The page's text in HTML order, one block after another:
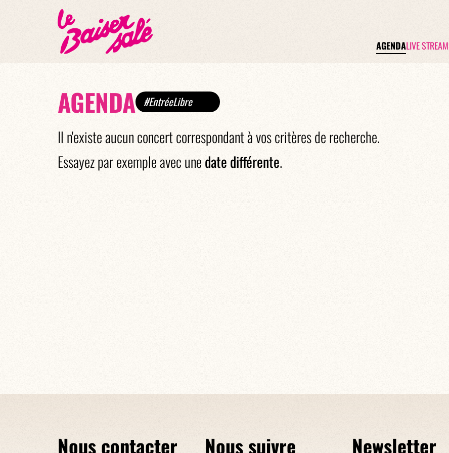
AGENDALIVE
AGENDA #EntréeLibre
Il n'existe aucun concert correspondant à vos critères de recherche.
Essayez par exemple avec unedate différente.
Nous contacter Nous suivre Newsletter